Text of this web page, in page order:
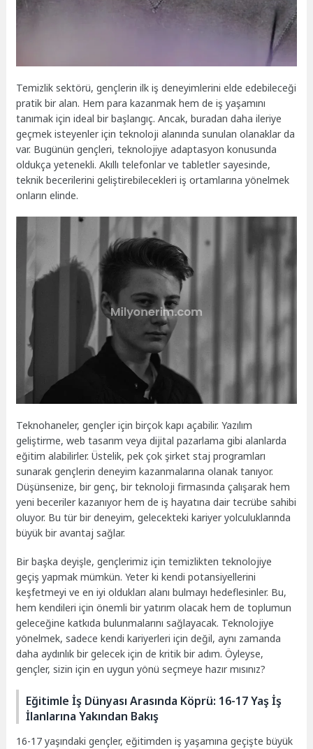
Temizlik sektörü, gençlerin ilk iş deneyimlerini elde edebileceği
pratik bir alan. Hem para kazanmak hem de iş yaşamını
tanımak için ideal bir başlangıç. Ancak, buradan daha ileriye
geçmek isteyenler için teknoloji alanında sunulan olanaklar da
var. Bugünün gençleri, teknolojiye adaptasyon konusunda
oldukça yetenekli. Akıllı telefonlar ve tabletler sayesinde,
teknik becerilerini geliştirebilecekleri iş ortamlarına yönelmek
onların elinde.
Teknohaneler, gençler için birçok kapı açabilir. Yazılım
geliştirme, web tasarım veya dijital pazarlama gibi alanlarda
eğitim alabilirler. Üstelik, pek çok şirket staj programları
sunarak gençlerin deneyim kazanmalarına olanak tanıyor.
Düşünsenize, bir genç, bir teknoloji firmasında çalışarak hem
yeni beceriler kazanıyor hem de iş hayatına dair tecrübe sahibi
oluyor. Bu tür bir deneyim, gelecekteki kariyer yolculuklarında
büyük bir avantaj sağlar.
Bir başka deyişle, gençlerimiz için temizlikten teknolojiye
geçiş yapmak mümkün. Yeter ki kendi potansiyellerini
keşfetmeyi ve en iyi oldukları alanı bulmayı hedeflesinler. Bu,
hem kendileri için önemli bir yatırım olacak hem de toplumun
geleceğine katkıda bulunmalarını sağlayacak. Teknolojiye
yönelmek, sadece kendi kariyerleri için değil, aynı zamanda
daha aydınlık bir gelecek için de kritik bir adım. Öyleyse,
gençler, sizin için en uygun yönü seçmeye hazır mısınız?
Eğitimle İş Dünyası Arasında Köprü: 16-17 Yaş İş
İlanlarına Yakından Bakış
16-17 yaşındaki gençler, eğitimden iş yaşamına geçişte büyük